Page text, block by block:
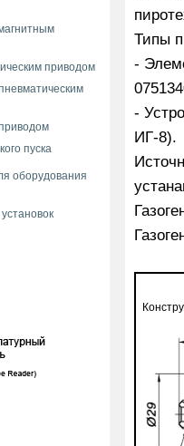
приводом
пуска
оборудования
Типы
-
-
ИГ-8).